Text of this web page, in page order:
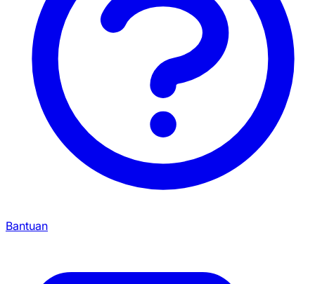
Bantuan